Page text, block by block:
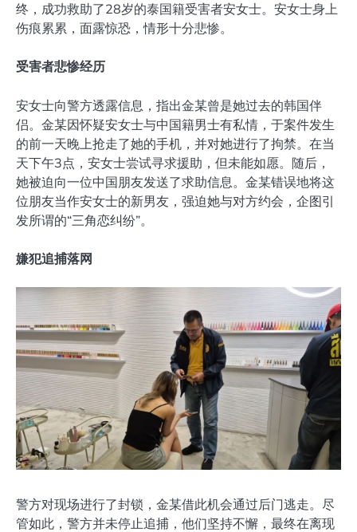
终，成功救助了28岁的泰国籍受害者安女士。安女士身上
伤痕累累，面露惊恐，情形十分悲惨。
受害者悲惨经历
安女士向警方透露信息，指出金某曾是她过去的韩国伴
侣。金某因怀疑安女士与中国籍男士有私情，于案件发生
的前一天晚上抢走了她的手机，并对她进行了拘禁。在当
天下午3点，安女士尝试寻求援助，但未能如愿。随后，
她被迫向一位中国朋友发送了求助信息。金某错误地将这
位朋友当作安女士的新男友，强迫她与对方约会，企图引
发所谓的“三角恋纠纷”。
嫌犯追捕落网
警方对现场进行了封锁，金某借此机会通过后门逃走。尽
管如此，警方并未停止追捕，他们坚持不懈，最终在离现